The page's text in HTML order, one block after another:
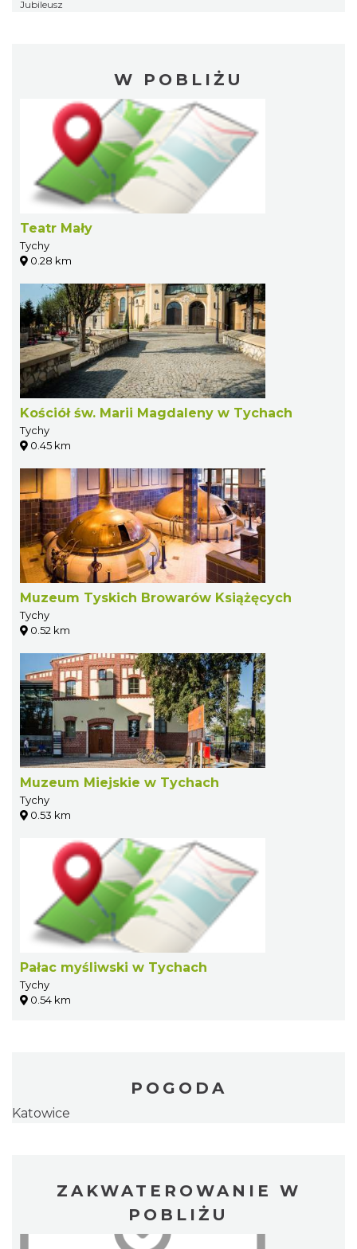
Jubileusz
W POBLIŻU
Teatr Mały
Tychy
0.28 km
Kościół św. Marii Magdaleny w Tychach
Tychy
0.45 km
Muzeum Tyskich Browarów Książęcych
Tychy
0.52 km
Muzeum Miejskie w Tychach
Tychy
0.53 km
Pałac myśliwski w Tychach
Tychy
0.54 km
POGODA
Katowice
ZAKWATEROWANIE W
POBLIŻU